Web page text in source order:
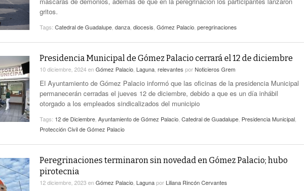
gritos.
Tags: Catedral de Guadalupe danza diocesis Gómez Palacio peregrinaciones
Presidencia Municipal de Gómez Palacio cerrará el 12 de diciembre
10 diciembre, 2024enGómez Palacio Laguna relevantes porNoticieros Grem
El Ayuntamiento de Gómez Palacio informó que las oficinas de la presidencia Municipal
permanecerán cerradas el jueves 12 de diciembre, debido a que es un día inhábil
otorgado a los empleados sindicalizados del municipio
Tags: 12 de Diciembre Ayuntamiento de Gómez Palacio Catedral de Guadalupe Presidencia Municipal
Protección Civil de Gómez Palacio
Peregrinaciones terminaron sin novedad en Gómez Palacio; hubo
pirotecnia
12 diciembre, 2023enGómez Palacio Lagunapor Liliana Rincón Cervantes